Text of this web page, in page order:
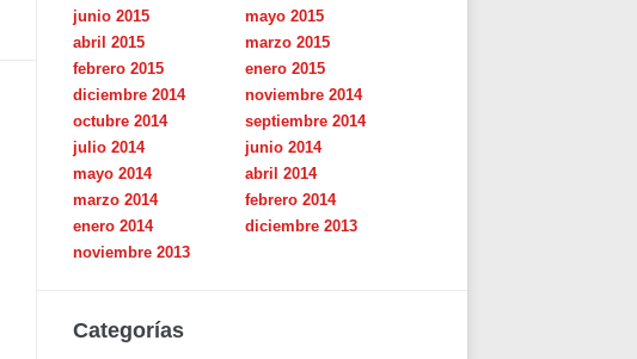
junio 2015
mayo 2015
abril 2015
marzo 2015
febrero 2015
enero 2015
diciembre 2014
noviembre 2014
octubre 2014
septiembre 2014
julio 2014
junio 2014
mayo 2014
abril 2014
marzo 2014
febrero 2014
enero 2014
diciembre 2013
noviembre 2013
Categorías